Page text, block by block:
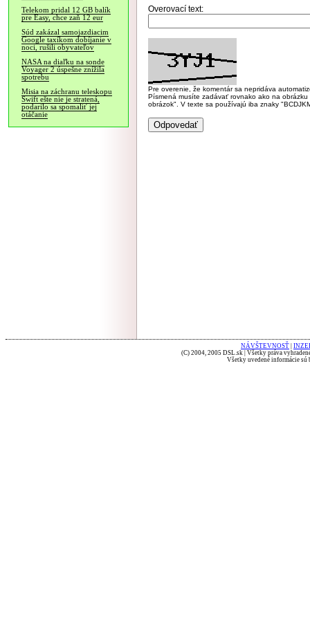
Telekom pridal 12 GB balík
pre Easy, chce zaň 12 eur
Súd zakázal samojazdiacim
Google taxíkom dobíjanie v
noci, rušili obyvateľov
NASA na diaľku na sonde
Voyager 2 úspešne znížila
spotrebu
Misia na záchranu teleskopu
Swift ešte nie je stratená,
podarilo sa spomaliť jej
otáčanie
Overovací text:
Pre overenie, že komentár sa nepridáva
Písmená musíte zadávať rovnako ako na
obrázok". V texte sa používajú iba znaky
NÁVŠTEVNOSŤ
(C) 2004, 2005 DSL.sk | Všetky práva
Všetky uvedené informácie sú